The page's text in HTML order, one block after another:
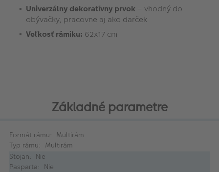
Univerzálny dekoratívny prvok – vhodný do
obývačky, pracovne aj ako darček
Veľkosť rámiku: 62x17 cm
Základné parametre
Formát rámu: Multirám
Typ rámu: Multirám
Stojan: Nie
Pasparta: Nie